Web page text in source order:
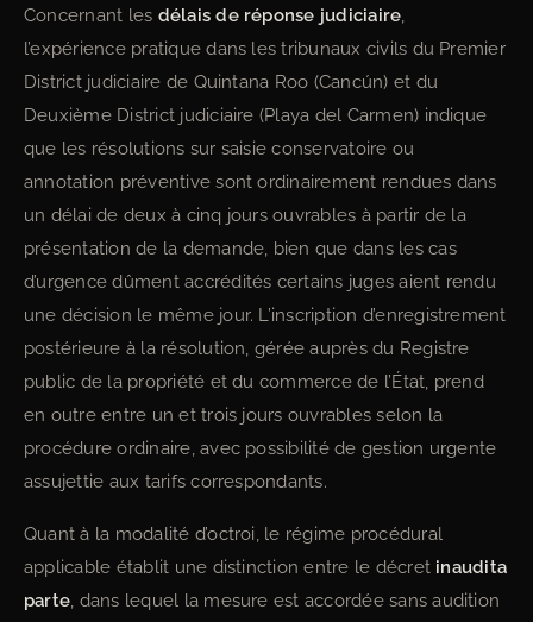
Concernant les délais de réponse judiciaire,
l’expérience pratique dans les tribunaux civils du Premier
District judiciaire de Quintana Roo (Cancún) et du
Deuxième District judiciaire (Playa del Carmen) indique
que les résolutions sur saisie conservatoire ou
annotation préventive sont ordinairement rendues dans
un délai de deux à cinq jours ouvrables à partir de la
présentation de la demande, bien que dans les cas
d’urgence dûment accrédités certains juges aient rendu
une décision le même jour. L’inscription d’enregistrement
postérieure à la résolution, gérée auprès du Registre
public de la propriété et du commerce de l’État, prend
en outre entre un et trois jours ouvrables selon la
procédure ordinaire, avec possibilité de gestion urgente
assujettie aux tarifs correspondants.
Quant à la modalité d’octroi, le régime procédural
applicable établit une distinction entre le décret inaudita
parte, dans lequel la mesure est accordée sans audition